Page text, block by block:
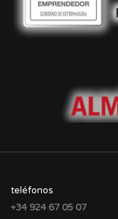
teléfonos
+34 924 67 05 07